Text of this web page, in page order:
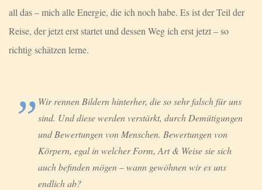
all das – mich alle Energie, die ich noch habe. Es ist der Teil der
Reise, der jetzt erst startet und dessen Weg ich erst jetzt – so
richtig schätzen lerne.
Wir rennen Bildern hinterher, die so sehr falsch für uns
sind. Und diese werden verstärkt, durch Demütigungen
und Bewertungen von Menschen. Bewertungen von
Körpern, egal in welcher Form, Art & Weise sie sich
auch befinden mögen – wann gewöhnen wir es uns
endlich ab?